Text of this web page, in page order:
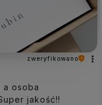
zweryfikowano
a osoba
jakość!!